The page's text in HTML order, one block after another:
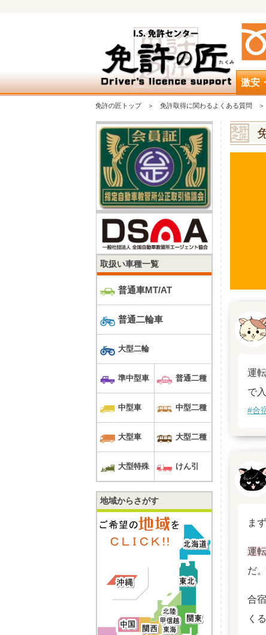
激安
免許の匠トップ 免許取得に関わるよくある質問
運
で
#合
ま
運
だ
合
く
取扱い車種一覧
普通車MT/AT
普通二輪車
大型二輪
準中型車 普通二種
中型車 中型二種
大型車 大型二種
大型特殊 けん引
地域からさがす